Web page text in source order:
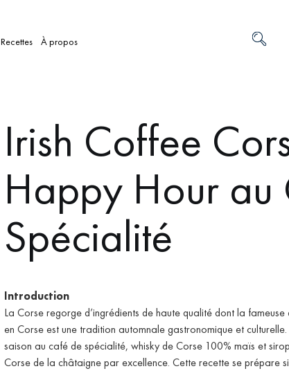
Recettes À propos
Irish Coffee
Happy Hour au
Spécialité
Introduction
La Corse regorge d’ingrédients de haute qualité dont la
en Corse est une tradition automnale gastronomique et
saison au café de spécialité, whisky de Corse 100% maïs et
Corse de la châtaigne par excellence. Cette recette se prépare